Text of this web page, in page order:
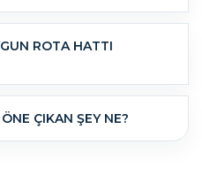
ÇIKAN ŞEY NE?